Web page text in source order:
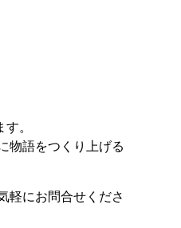
。
物語をつくり上げる
軽にお問合せくださ